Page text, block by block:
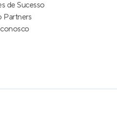
de Sucesso
Partners